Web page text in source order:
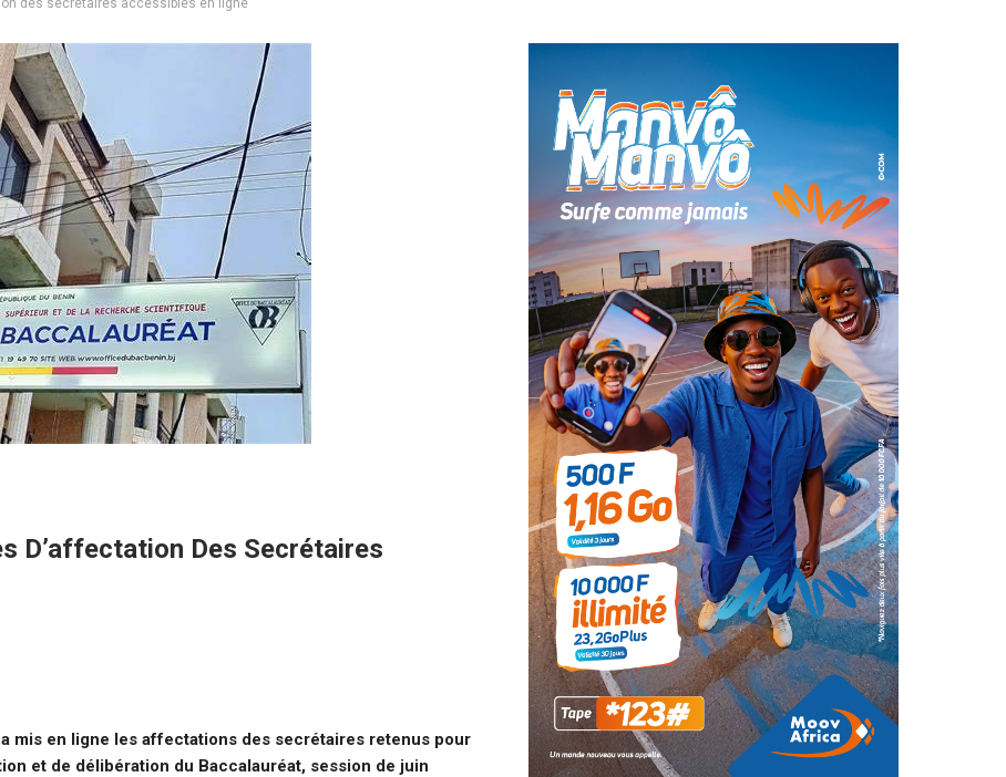
des secrétaires accessibles en ligne
D’affectation Des Secrétaires
a mis en ligne les affectations des secrétaires retenus pour
et de délibération du Baccalauréat, session de juin